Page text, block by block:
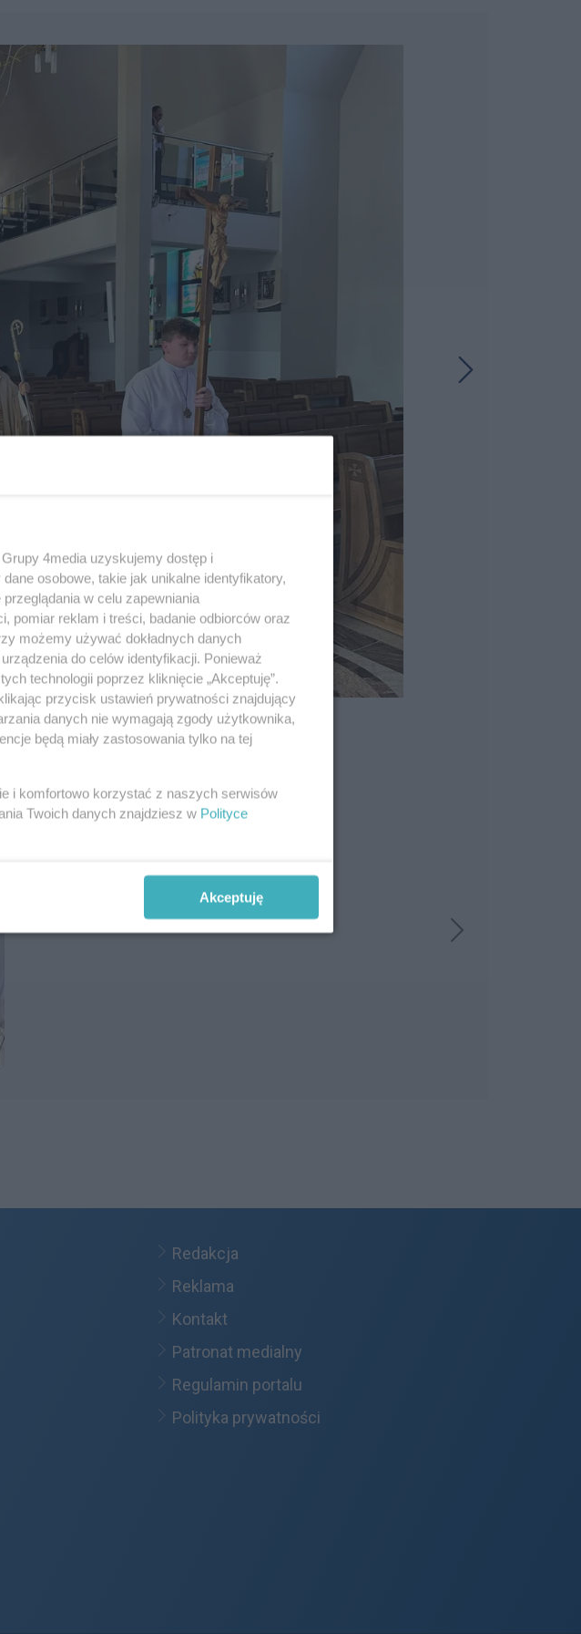
Redakcja
Reklama
Kontakt
Patronat medialny
Regulamin portalu
Polityka prywatności
4media uzyskujemy dostęp i
osobowe, takie jak unikalne identyfikatory,
w celu zapewniania
pomiar reklam i treści, badanie odbiorców oraz
możemy używać dokładnych danych
do celów identyfikacji. Ponieważ
technologii poprzez kliknięcie „Akceptuję”.
przycisk ustawień prywatności znajdujący
danych nie wymagają zgody użytkownika,
będą miały zastosowania tylko na tej
i komfortowo korzystać z naszych serwisów
Twoich danych znajdziesz w Polityce
Akceptuję